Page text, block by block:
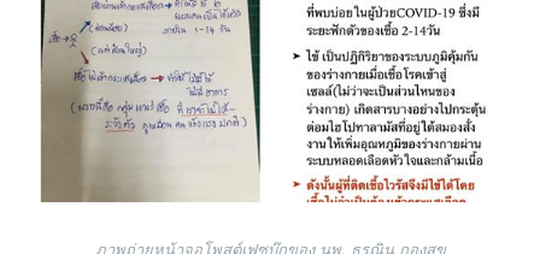
ภาพถ่ายหน้าจอโพสต์เฟซบุ๊กของ นพ. ธรณิน กองสุข